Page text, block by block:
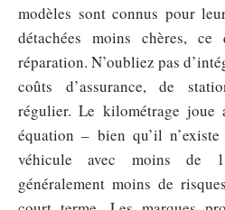
modèles sont connus pour
détachées moins chères,
réparation. N’oubliez pas
coûts d’assurance, de
régulier. Le kilométrage joue
équation – bien qu’il
véhicule avec moins de
généralement moins de